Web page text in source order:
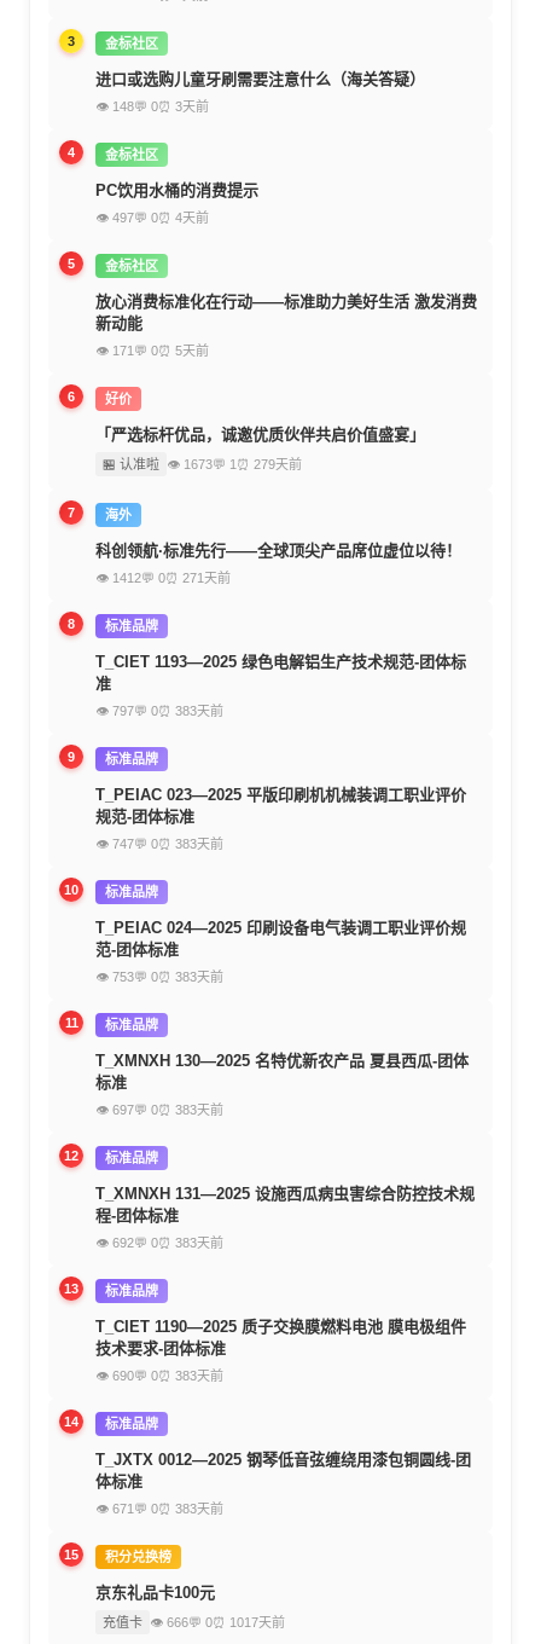
3 金标社区
进口或选购儿童牙刷需要注意什么（海关答疑）
👁 148💬 0⏰ 3天前
4 金标社区
PC饮用水桶的消费提示
👁 497💬 0⏰ 4天前
5 金标社区
放心消费标准化在行动——标准助力美好生活 激发消费
新动能
👁 171 💬 0⏰ 5天前
6 好价
「严选标杆优品，诚邀优质伙伴共启价值盛宴」
🏪 认准啦 👁 1673💬 1 ⏰ 279天前
7 海外
科创领航·标准先行——全球顶尖产品席位虚位以待！
👁 1412💬 0⏰ 271天前
8 标准品牌
T_CIET 1193—2025 绿色电解铝生产技术规范-团体标
准
👁 797💬 0⏰ 383天前
9 标准品牌
T_PEIAC 023—2025 平版印刷机机械装调工职业评价
规范-团体标准
👁 747💬 0⏰ 383天前
10 标准品牌
T_PEIAC 024—2025 印刷设备电气装调工职业评价规
范-团体标准
👁 753💬 0⏰ 383天前
11 标准品牌
T_XMNXH 130—2025 名特优新农产品 夏县西瓜-团体
标准
👁 697💬 0⏰ 383天前
12 标准品牌
T_XMNXH 131—2025 设施西瓜病虫害综合防控技术规
程-团体标准
👁 692💬 0⏰ 383天前
13 标准品牌
T_CIET 1190—2025 质子交换膜燃料电池 膜电极组件
技术要求-团体标准
👁 690💬 0⏰ 383天前
14 标准品牌
T_JXTX 0012—2025 钢琴低音弦缠绕用漆包铜圆线-团
体标准
👁 671 💬 0⏰ 383天前
15 积分兑换榜
京东礼品卡100元
充值卡 👁 666💬 0⏰ 1017天前